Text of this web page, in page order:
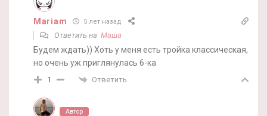
Mariam 5 лет назад
Ответить на Маша
Будем ждать)) Хоть у меня есть тройка классическая,
но очень уж приглянулась 6-ка
1 Ответить
Автор